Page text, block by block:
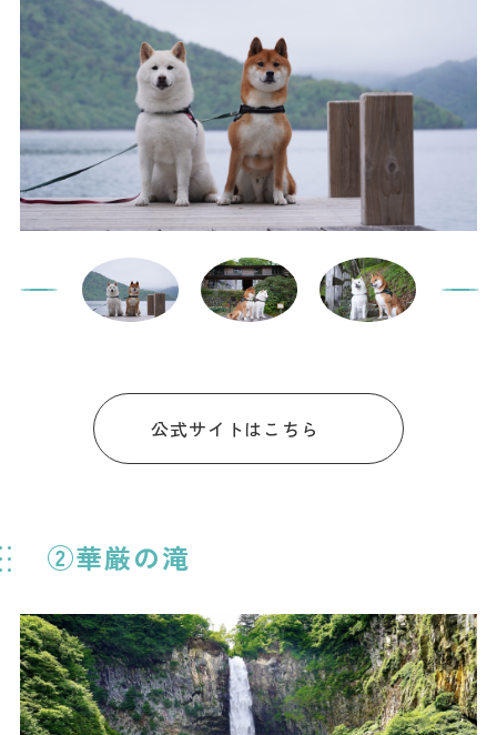
公式サイトはこちら
②華厳の滝